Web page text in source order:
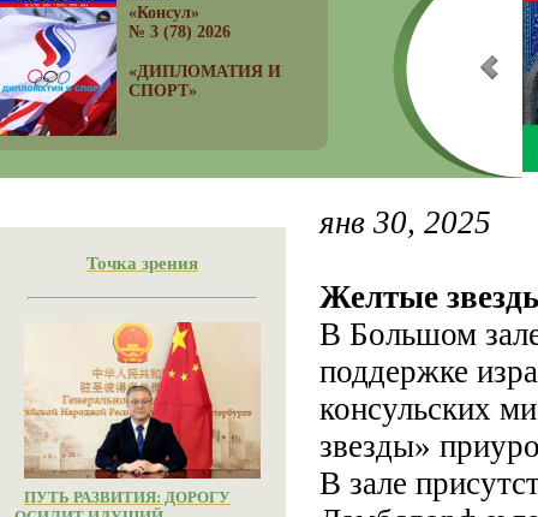
«Консул»
№ 3 (78) 2026
«ДИПЛОМАТИЯ И
СПОРТ»
Точка зрения
ПУТЬ РАЗВИТИЯ: ДОРОГУ
янв 30, 2025
Желтые
В Большом
поддержке
консульских
звезды»
В зале